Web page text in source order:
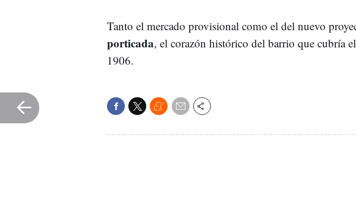
Tanto el mercado provisional como el del nuevo
porticada, el corazón histórico del barrio que cubría
1906.